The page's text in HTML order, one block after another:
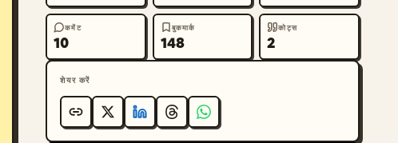
कमेंट
10
बुकमार्क
148
कोट्स
2
शेयर करें